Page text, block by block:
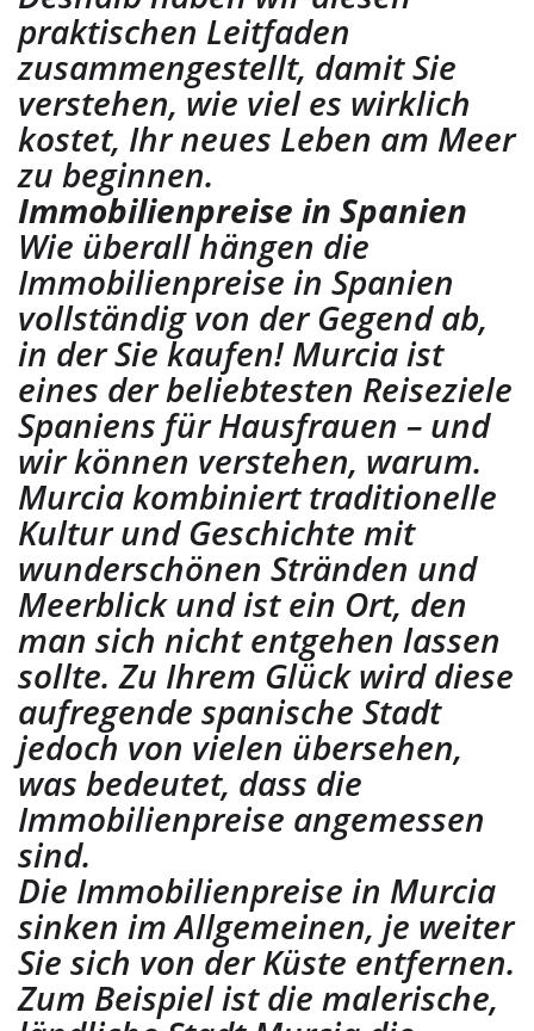
praktischen Leitfaden
zusammengestellt, damit Sie
verstehen, wie viel es wirklich
kostet, Ihr neues Leben am Meer
zu beginnen.
Immobilienpreise in Spanien
Wie überall hängen die
Immobilienpreise in Spanien
vollständig von der Gegend ab,
in der Sie kaufen! Murcia ist
eines der beliebtesten Reiseziele
Spaniens für Hausfrauen – und
wir können verstehen, warum.
Murcia kombiniert traditionelle
Kultur und Geschichte mit
wunderschönen Stränden und
Meerblick und ist ein Ort, den
man sich nicht entgehen lassen
sollte. Zu Ihrem Glück wird diese
aufregende spanische Stadt
jedoch von vielen übersehen,
was bedeutet, dass die
Immobilienpreise angemessen
sind.
Die Immobilienpreise in Murcia
sinken im Allgemeinen, je weiter
Sie sich von der Küste entfernen.
Zum Beispiel ist die malerische,